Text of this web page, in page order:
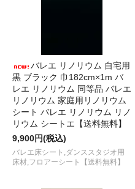
バレエ リノリウム 自宅用
黒 ブラック 巾182cm×1m バ
レエ リノリウム 同等品 バレエ
リノリウム 家庭用リノリウム
シート バレエ リノリウム リノ
リウム シートエ【送料無料】
9,900円(税込)
バレエ床シート,ダンススタジオ用
床材,フロアーシート【送料無料】